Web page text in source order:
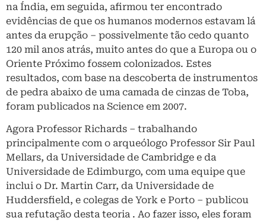
na Índia, em seguida, afirmou ter encontrado
evidências de que os humanos modernos estavam lá
antes da erupção – possivelmente tão cedo quanto
120 mil anos atrás, muito antes do que a Europa ou o
Oriente Próximo fossem colonizados. Estes
resultados, com base na descoberta de instrumentos
de pedra abaixo de uma camada de cinzas de Toba,
foram publicados na Science em 2007.
Agora Professor Richards – trabalhando
principalmente com o arqueólogo Professor Sir Paul
Mellars, da Universidade de Cambridge e da
Universidade de Edimburgo, com uma equipe que
inclui o Dr. Martin Carr, da Universidade de
Huddersfield, e colegas de York e Porto – publicou
sua refutação desta teoria . Ao fazer isso, eles foram